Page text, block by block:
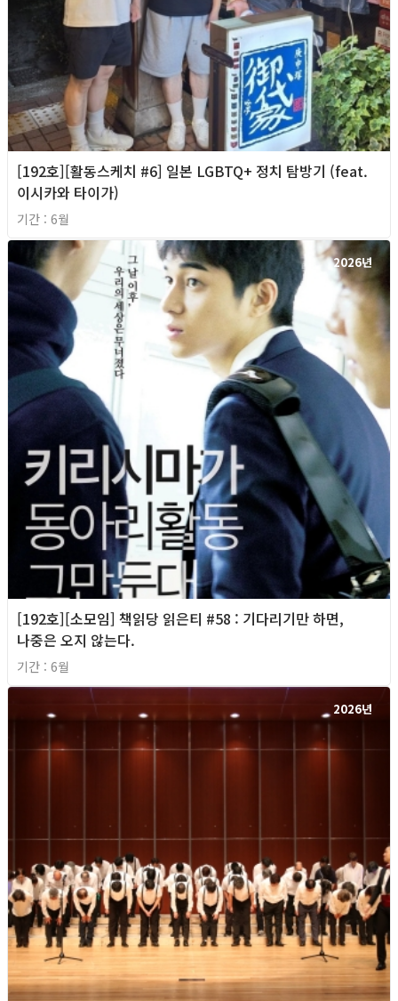
[192호][활동스케치 #6] 일본 LGBTQ+ 정치 탐방기 (feat.
이시카와 타이가)
기간 : 6월
2026년
[192호][소모임] 책읽당 읽은티 #58 : 기다리기만 하면,
나중은 오지 않는다.
기간 : 6월
2026년